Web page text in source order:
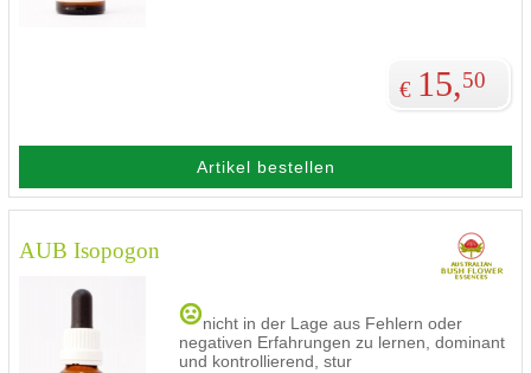
€ 15,50
Artikel bestellen
AUB Isopogon
nicht in der Lage aus Fehlern oder
negativen Erfahrungen zu lernen, dominant
und kontrollierend, stur